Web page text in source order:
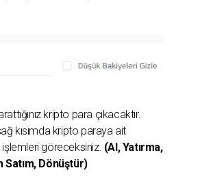
kripto para çıkacaktır.
kısımda kripto paraya ait
işlemleri göreceksiniz. (Al, Yatırma,
Satım, Dönüştür)